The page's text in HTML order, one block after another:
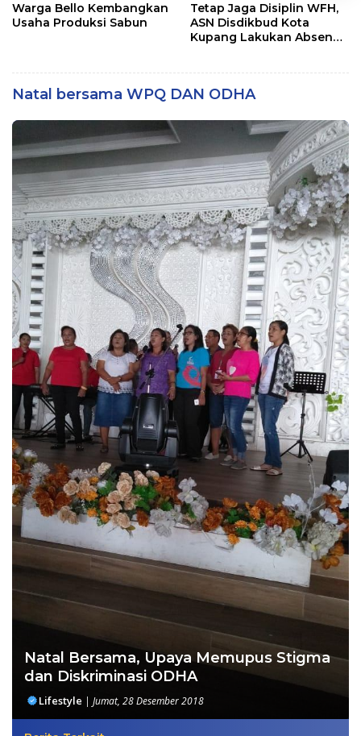
Warga Bello Kembangkan
Usaha Produksi Sabun
Tetap Jaga Disiplin WFH,
ASN Disdikbud Kota
Kupang Lakukan Absen
Natal bersama WPQ DAN ODHA
Natal Bersama, Upaya Memupus Stigma
dan Diskriminasi ODHA
Lifestyle | Jumat, 28 Desember 2018